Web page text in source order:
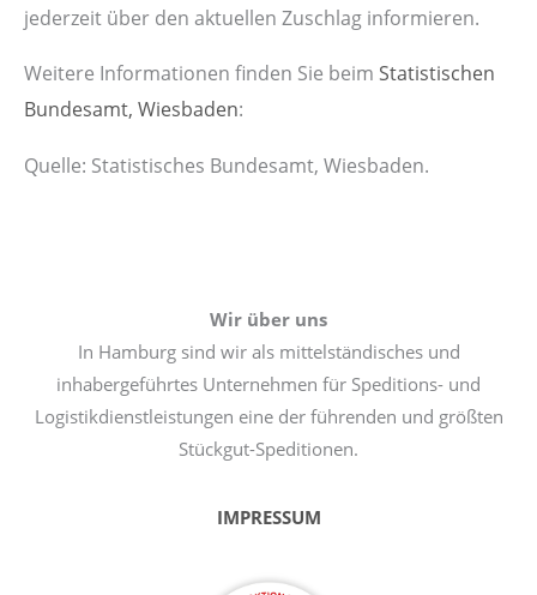
jederzeit über den aktuellen Zuschlag informieren.
Weitere Informationen finden Sie beim Statistischen
Bundesamt, Wiesbaden:
Quelle: Statistisches Bundesamt, Wiesbaden.
Wir über uns
In Hamburg sind wir als mittelständisches und
inhabergeführtes Unternehmen für Speditions- und
Logistikdienstleistungen eine der führenden und größten
Stückgut-Speditionen.
IMPRESSUM